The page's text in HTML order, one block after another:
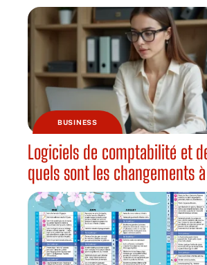
BUSINESS
Logiciels de comptabilité et
quels sont les changements